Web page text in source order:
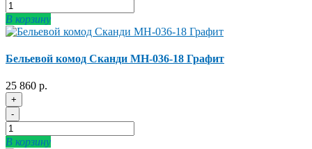
В корзину
Бельевой комод Сканди МН-036-18 Графит
25 860 р.
+
-
В корзину